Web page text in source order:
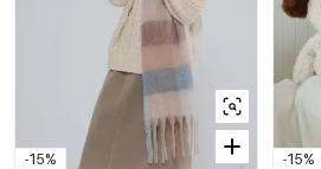
-15% -15%